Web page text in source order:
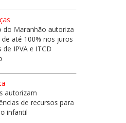
do Maranhão autoriza
até 100% nos juros
de IPVA e ITCD
autorizam
de recursos para
infantil